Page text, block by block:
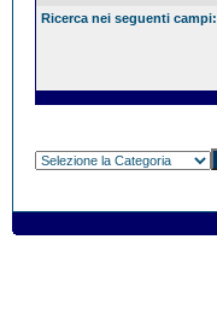
Ricerca nei seguenti campi: